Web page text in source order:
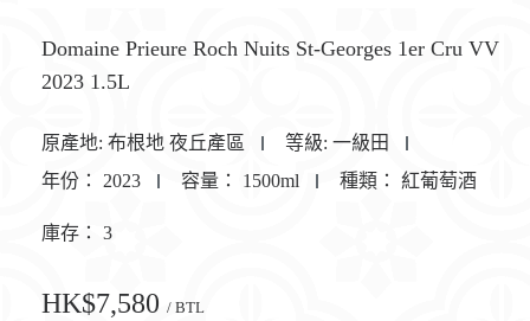
Domaine Prieure Roch Nuits St-Georges 1er Cru VV
2023 1.5L
原產地: 布根地 夜丘產區 等級: 一級田
年份： 2023 容量： 1500ml 種類： 紅葡萄酒
庫存： 3
HK$7,580 / BTL